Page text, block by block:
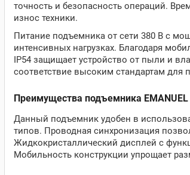
точность и безопасность операций.
износ техники.
Питание подъемника от сети 380 В с
интенсивных нагрузках. Благодаря
IP54 защищает устройство от пыли и
соответствие высоким стандартам для
Преимущества подъемника EMANUEL
Данный подъемник удобен в
типов. Проводная синхронизация
Жидкокристаллический дисплей с
Мобильность конструкции упрощает